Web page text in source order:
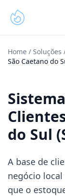
Home / Soluções
São Caetano do
do Sul
A base de
negócio
que o